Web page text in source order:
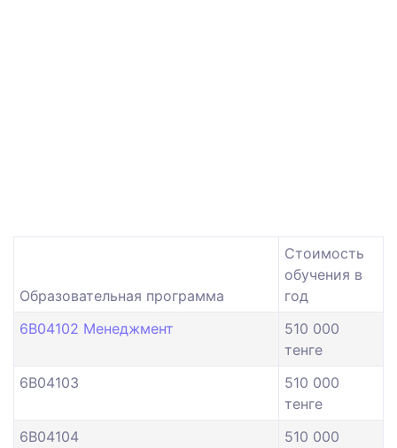
Образовательная программа
Стоимость
обучения в
год
6B04102 Менеджмент
510 000
тенге
6B04103
510 000
тенге
6B04104
510 000